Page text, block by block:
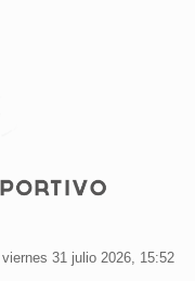
31 julio 2026, 15:52